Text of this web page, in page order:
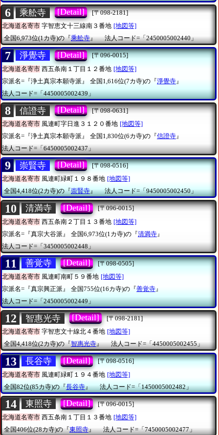
6 乘舩寺 [Detail]
[〒098-2181]
北海道名寄市 字智恵文十三線南３番地 [地図等]
全国6,973位(1カ寺)の『乘舩寺』 法人コード=「2450005002440」
7 淨覺寺 [Detail]
[〒096-0015]
北海道名寄市 西五条南１丁目１２番地 [地図等]
宗派名=『浄土真宗本願寺派』
全国1,616位(7カ寺)の『淨覺寺 』
法人コード=「4450005002439」
8 信證寺 [Detail]
[〒098-0631]
北海道名寄市 風連町字日進３１２０番地 [地図等]
宗派名=『浄土真宗本願寺派』
全国1,830位(6カ寺)の『信證寺』
法人コード=「6450005002437」
9 崇賢寺 [Detail]
[〒098-0516]
北海道名寄市 風連町緑町１９８番地 [地図等]
全国4,418位(2カ寺)の『崇賢寺』 法人コード=「9450005002450」
10 清満寺 [Detail]
[〒096-0015]
北海道名寄市 西五条南２丁目１３番地 [地図等]
宗派名=『真宗大谷派』
全国6,973位(1カ寺)の『清満寺 』
法人コード=「3450005002448」
11 善覚寺 [Detail]
[〒098-0505]
北海道名寄市 風連町南町５９番地 [地図等]
宗派名=『真宗興正派』
全国755位(16カ寺)の『善覚寺 』
法人コード=「2450005002449」
12 智惠光寺 [Detail]
[〒098-2181]
北海道名寄市 字智恵文十線北４番地 [地図等]
全国4,418位(2カ寺)の『智惠光寺』 法人コード=「4450005002455」
13 長谷寺 [Detail]
[〒098-0516]
北海道名寄市 風連町緑町１９４番地 [地図等]
全国82位(85カ寺)の『長谷寺』 法人コード=「1450005002482」
14 東照寺 [Detail]
[〒096-0015]
北海道名寄市 西五条南１丁目１３番地 [地図等]
全国406位(28カ寺)の『東照寺』 法人コード=「7450005002477」